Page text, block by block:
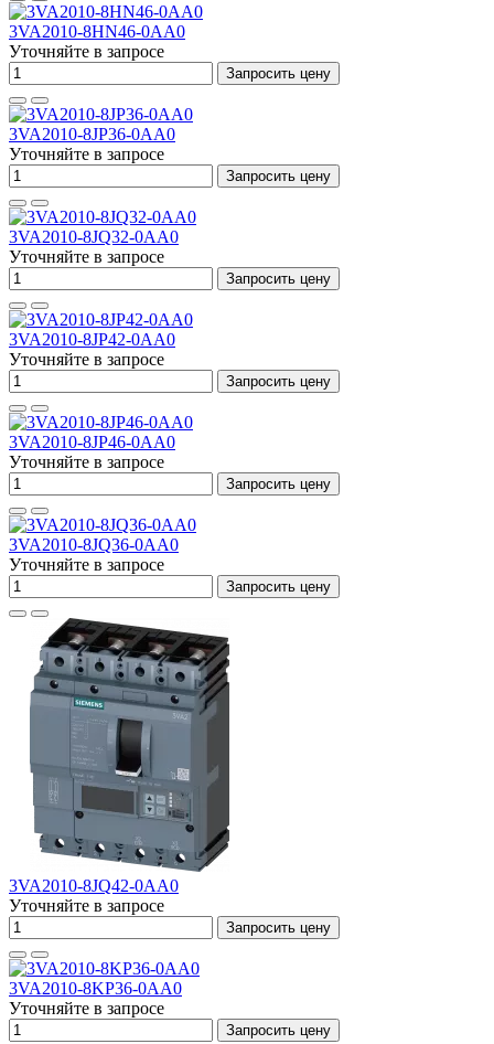
3VA2010-8HN46-0AA0
Уточняйте в запросе
Запросить цену
3VA2010-8JP36-0AA0
Уточняйте в запросе
Запросить цену
3VA2010-8JQ32-0AA0
Уточняйте в запросе
Запросить цену
3VA2010-8JP42-0AA0
Уточняйте в запросе
Запросить цену
3VA2010-8JP46-0AA0
Уточняйте в запросе
Запросить цену
3VA2010-8JQ36-0AA0
Уточняйте в запросе
Запросить цену
3VA2010-8JQ42-0AA0
Уточняйте в запросе
Запросить цену
3VA2010-8KP36-0AA0
Уточняйте в запросе
Запросить цену